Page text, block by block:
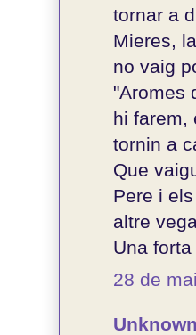
tornar a
Mieres,
no vaig
"Aromes
hi farem,
tornin a
Que
Pere i
altre
Una
28 de
Unknown